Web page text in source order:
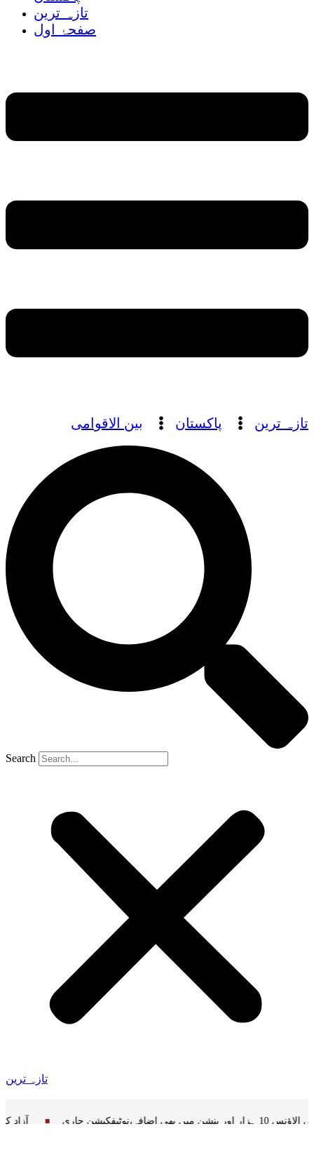
تازہ ترین
صفحۂ اول
بین الاقوامی پاکستان تازہ ترین
Search
تازہ ترین
الاؤنس 10 ہزار اور پنشن میں بھی اضافہ،نوٹیفکیشن جاری